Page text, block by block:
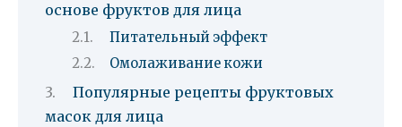
основе фруктов для лица
Питательный эффект
Омолаживание кожи
Популярные рецепты фруктовых
масок для лица